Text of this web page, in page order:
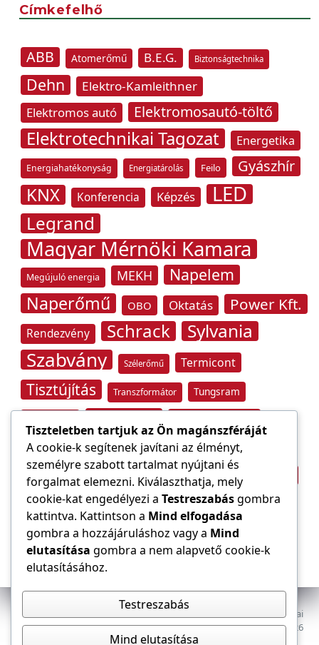
Címkefelhő
ABB Atomerőmű B.E.G. Biztonságtechnika
Dehn
Elektro-Kamleithner
Elektromos autó
Elektromosautó-töltő
Elektrotechnikai Tagozat Energetika
Energiahatékonyság Energiatárolás Feilo Gyászhír
KNX Konferencia Képzés LED
Legrand
Magyar Mérnöki Kamara
Megújuló energia MEKH Napelem
Naperőmű OBO Oktatás Power Kft.
Rendezvény Schrack Sylvania
Szabvány Szélerőmű Termicont
Tisztújítás Transzformátor Tungsram
Villámvédelem
Világítástechnika Áramfogyasztás
Áramszolgáltató Építőipar átviteli hálózat
Az E-VILLAMOS szaklap a Magyar Mérnöki Kamara Elektrotechnikai
Tagozatának lapja. Minden jog fenntartva, © 2009–2026
Tiszteletben tartjuk az Ön magánszféráját
A cookie-k segítenek javítani az élményt,
személyre szabott tartalmat nyújtani és
forgalmat elemezni. Kiválaszthatja, mely
cookie-kat engedélyezi a Testreszabásgombra
kattintva. Kattintson a Mind elfogadása
gombra a hozzájáruláshoz vagy a Mind
elutasítása gombra a nem alapvető cookie-k
elutasításához.
Testreszabás
Mind elutasítása